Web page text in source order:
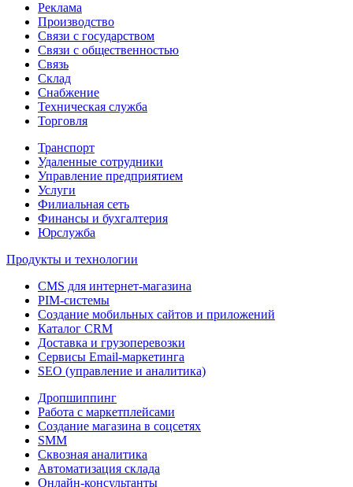
Реклама
Производство
Связи с государством
Связи с общественностью
Связь
Склад
Снабжение
Техническая служба
Торговля
Транспорт
Удаленные сотрудники
Управление предприятием
Услуги
Филиальная сеть
Финансы и бухгалтерия
Юрслужба
Продукты и технологии
CMS для интернет-магазина
PIM-системы
Создание мобильных сайтов и приложений
Каталог CRM
Доставка и грузоперевозки
Сервисы Email-маркетинга
SEO (управление и аналитика)
Дропшиппинг
Работа с маркетплейсами
Создание магазина в соцсетях
SMM
Сквозная аналитика
Автоматизация склада
Онлайн-консультанты